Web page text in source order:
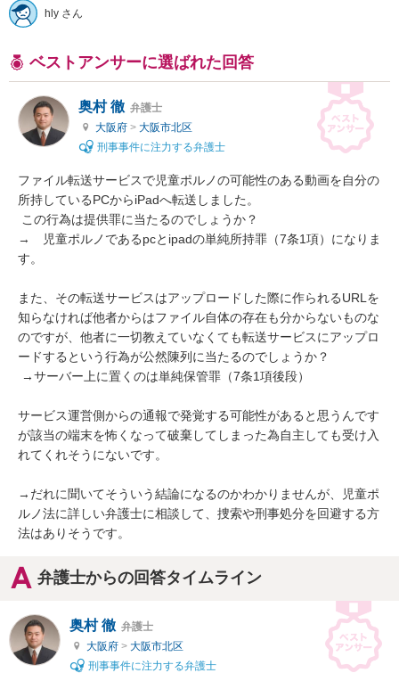
hly さん
ベストアンサーに選ばれた回答
奥村 徹 弁護士
大阪府 > 大阪市北区
刑事事件に注力する弁護士
ファイル転送サービスで児童ポルノの可能性のある動画を自分の
所持しているPCからiPadへ転送しました。
→　児童ポルノであるpcとipadの単純所持罪（7条1項）になりま
す。
また、その転送サービスはアップロードした際に作られるURLを
知らなければ他者からはファイル自体の存在も分からないものな
のですが、他者に一切教えていなくても転送サービスにアップロ
ードするという行為が公然陳列に当たるのでしょうか？
サービス運営側からの通報で発覚する可能性があると思うんです
が該当の端末を怖くなって破棄してしまった為自主しても受け入
れてくれそうにないです。
→だれに聞いてそういう結論になるのかわかりませんが、児童ポ
ルノ法に詳しい弁護士に相談して、捜索や刑事処分を回避する方
法はありそうです。
弁護士からの回答タイムライン
奥村 徹 弁護士
大阪府 > 大阪市北区
刑事事件に注力する弁護士